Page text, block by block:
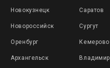
Новокузнецк Саратов
Новороссийск Сургут
Оренбург Кемерово
Архангельск Владимир